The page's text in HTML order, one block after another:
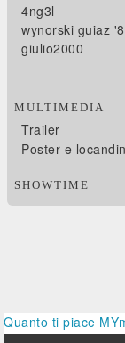
4ng3l
wynorski guiaz
giulio2000
MULTIMEDIA
Trailer
Poster e
SHOWTIME
Quanto ti piace